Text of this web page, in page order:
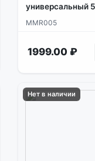
универсальный
MMR005
1999.00 ₽
Нет в наличии